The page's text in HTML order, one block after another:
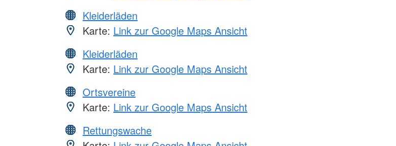
Kleiderläden
Karte: Link zur Google Maps Ansicht
Kleiderläden
Karte: Link zur Google Maps Ansicht
Ortsvereine
Karte: Link zur Google Maps Ansicht
Rettungswache